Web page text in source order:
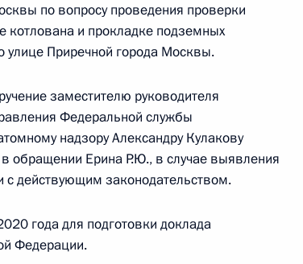
Российской Федерации
управления Федеральной
и атомному надзору Александр
по вопросу проведения проверки
котлована и прокладке подземных
Приречной города Москвы.
заместителю руководителя
Федеральной службы
надзору Александру Кулакову
обращении Ерина Р.Ю., в случае выявления
с действующим законодательством.
года для подготовки доклада
Федерации.